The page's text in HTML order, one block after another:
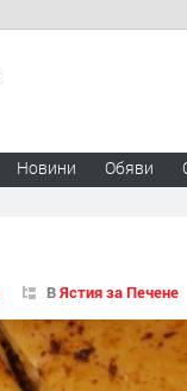
Новини Обяви
ВЯстия за Печене